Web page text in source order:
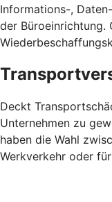
Informations-,
der Büroeinrichtung.
Deckt
Unternehmen zu
haben die Wahl
Werkverkehr oder